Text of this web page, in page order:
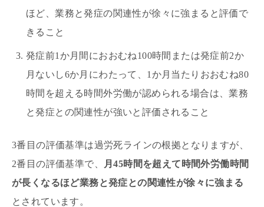
ほど、業務と発症の関連性が徐々に強まると評価で
きること
発症前1か月間におおむね100時間または発症前2か
月ないし6か月にわたって、1か月当たりおおむね80
時間を超える時間外労働が認められる場合は、業務
と発症との関連性が強いと評価されること
3番目の評価基準は過労死ラインの根拠となりますが、
2番目の評価基準で、
月45時間を超えて時間外労働時間
が長くなるほど業務と発症との関連性が徐々に強まる
とされています。